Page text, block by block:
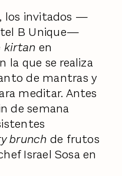
, los invitados —
B Unique—
kirtan en
la que se realiza
de mantras y
meditar. Antes
de semana
brunch de frutos
Israel Sosa en